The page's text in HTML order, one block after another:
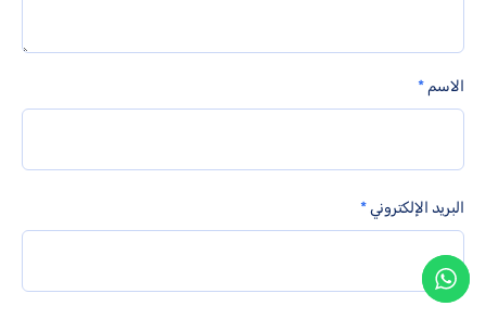
الاسم *
البريد الإلكتروني*